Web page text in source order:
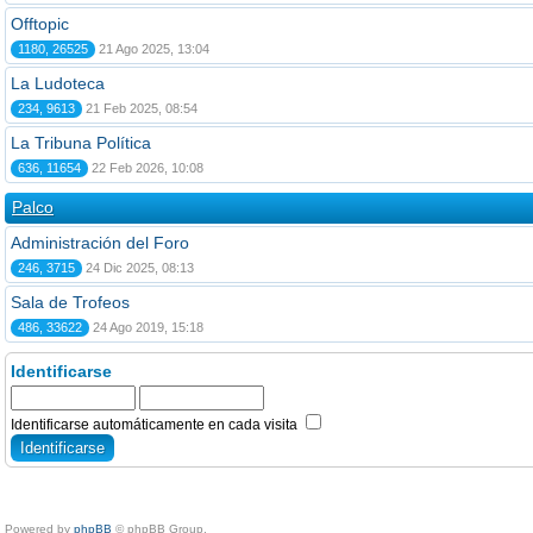
Offtopic
1180, 26525 21 Ago 2025, 13:04
La Ludoteca
234, 9613 21 Feb 2025, 08:54
La Tribuna Política
636, 11654 22 Feb 2026, 10:08
Palco
Administración del Foro
246, 3715 24 Dic 2025, 08:13
Sala de Trofeos
486, 33622 24 Ago 2019, 15:18
Identificarse
Identificarse automáticamente en cada visita
Powered by phpBB © phpBB Group.